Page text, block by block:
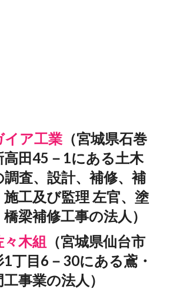
イア工業 （宮城県石巻
高田45－1にある土木
査、設計、補修、補
工及び監理 左官、塗
梁補修工事の法人）
木組 （宮城県仙台市
丁目6－30にある鳶・
事業の法人）